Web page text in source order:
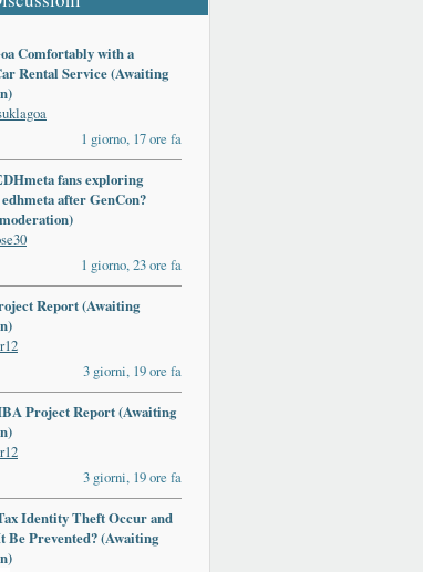
Comfortably with a
Rental Service (Awaiting
1 giorno, 17 ore fa
fans exploring
after GenCon?
1 giorno, 23 ore fa
Report (Awaiting
3 giorni, 19 ore fa
Project Report (Awaiting
3 giorni, 19 ore fa
Identity Theft Occur and
Be Prevented? (Awaiting